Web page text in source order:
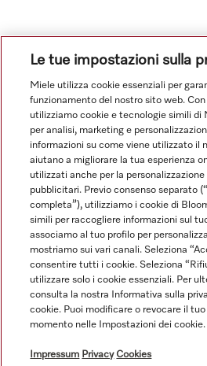
Navigazione
Service
Le tue impostazioni sulla
Miele utilizza cookie essenziali per
funzionamento del nostro sito web.
utilizziamo cookie e tecnologie simili di
per analisi, marketing e
informazioni su come viene utilizzato il
aiutano a migliorare la tua esperienza
utilizzati anche per la personalizzazione
pubblicitari. Previo consenso separato
completa”), utilizziamo i cookie di
simili per raccogliere informazioni sul
associamo al tuo profilo per
mostriamo sui vari canali. Seleziona
consentire tutti i cookie. Seleziona
utilizzare solo i cookie essenziali. Per
consulta la nostra Informativa sulla
cookie. Puoi modificare o revocare il
momento nelle Impostazioni dei cookie.
Impressum Privacy Cookies